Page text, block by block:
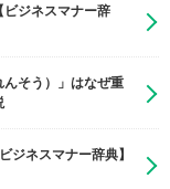
ジネスマナー辞
んそう）」はなぜ重
ジネスマナー辞典】